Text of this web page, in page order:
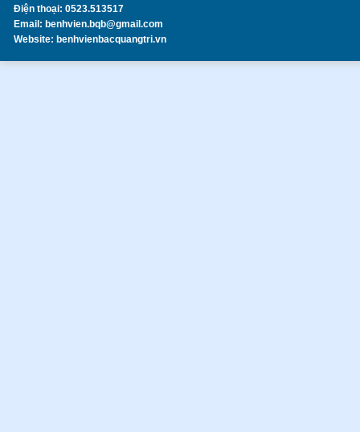
Điện thoại: 0523.513517
Email: benhvien.bqb@gmail.com
Website: benhvienbacquangtri.vn